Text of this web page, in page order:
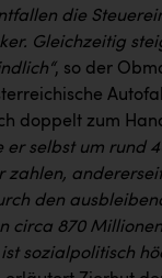
Research
die
Gleichzeitig
, so der
doppelt zum
er selbst um rund
zahlen,
den
circa 870
sozialpolitisch